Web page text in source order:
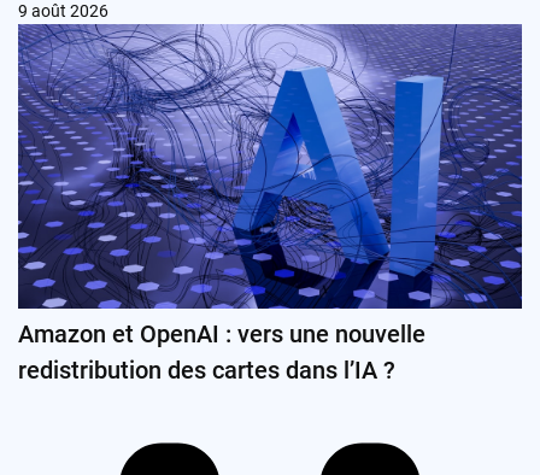
9 août 2026
Amazon et OpenAI : vers une nouvelle
redistribution des cartes dans l’IA ?